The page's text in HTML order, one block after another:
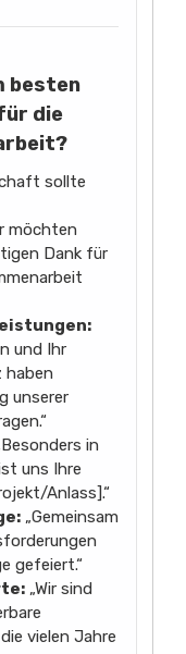
besten
die
sollte
möchten
Dank für
und Ihr
haben
unserer
in
uns Ihre
Anlass].“
„Gemeinsam
gefeiert.“
„Wir sind
vielen Jahre